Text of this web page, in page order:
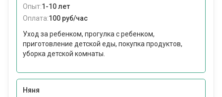
Опыт:1-10 лет
Оплата:100 руб/час
Уход за ребенком, прогулка с ребенком,
приготовление детской еды, покупка продуктов,
уборка детской комнаты.
Няня